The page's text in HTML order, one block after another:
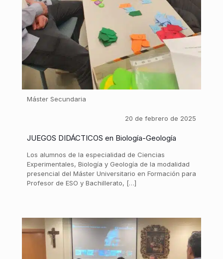
Máster Secundaria
20 de febrero de 2025
JUEGOS DIDÁCTICOS en Biología-Geología
Los alumnos de la especialidad de Ciencias
Experimentales, Biología y Geología de la modalidad
presencial del Máster Universitario en Formación para
Profesor de ESO y Bachillerato, […]